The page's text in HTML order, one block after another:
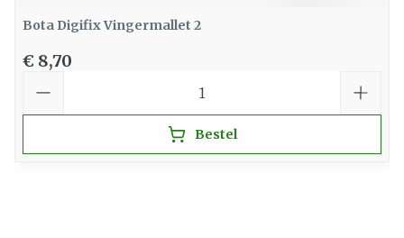
Bota Digifix Vingermallet 2
€ 8,70
Bestel